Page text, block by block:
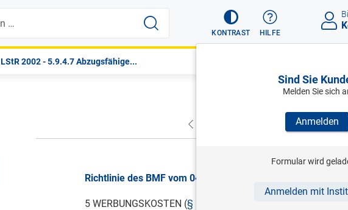
KONTRAST HILFE
Sind Sie
Melden Sie sich
Anmelden
Formular wird
Anmelden mit
LStR 2002 - 5.9.4.7 Abzugsfähige...
NÄCHSTER
Richtlinie des BMF vom 04.12.2024, LStR 2002, 2024-
5 WERBUNGSKOSTEN (§ 16 ESTG 1988